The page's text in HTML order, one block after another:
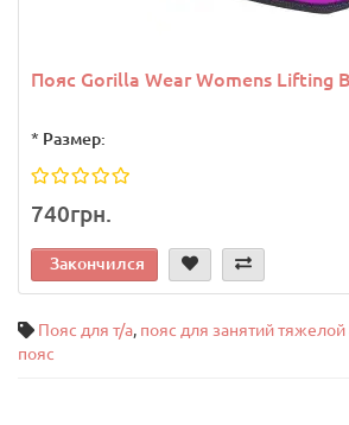
Пояс Gorilla Wear Womens Lifting
* Размер:
740грн.
Закончился
Пояс для т/а, пояс для занятий тяжелой
пояс